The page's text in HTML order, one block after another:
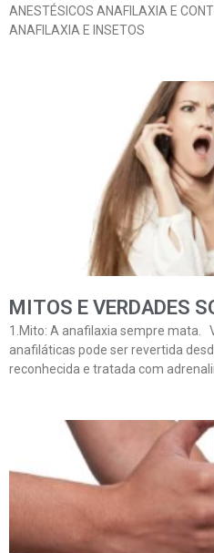
ANESTÉSICOS ANAFILAXIA E
ANAFILAXIA E INSETOS
MITOS E VERDADES
1.Mito: A anafilaxia sempre mata.
anafiláticas pode ser revertida
reconhecida e tratada com